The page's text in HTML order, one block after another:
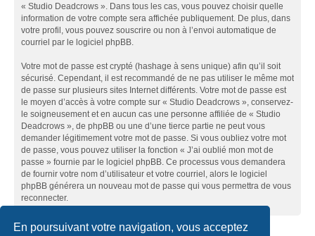
En poursuivant votre navigation, vous acceptez
« Studio Deadcrows ». Dans tous les cas, vous pouvez choisir quelle
information de votre compte sera affichée publiquement. De plus, dans
votre profil, vous pouvez souscrire ou non à l’envoi automatique de
courriel par le logiciel phpBB.
Votre mot de passe est crypté (hashage à sens unique) afin qu’il soit
sécurisé. Cependant, il est recommandé de ne pas utiliser le même mot
de passe sur plusieurs sites Internet différents. Votre mot de passe est
le moyen d’accès à votre compte sur « Studio Deadcrows », conservez-
le soigneusement et en aucun cas une personne affiliée de « Studio
Deadcrows », de phpBB ou une d’une tierce partie ne peut vous
demander légitimement votre mot de passe. Si vous oubliez votre mot
de passe, vous pouvez utiliser la fonction « J’ai oublié mon mot de
passe » fournie par le logiciel phpBB. Ce processus vous demandera
de fournir votre nom d’utilisateur et votre courriel, alors le logiciel
phpBB générera un nouveau mot de passe qui vous permettra de vous
reconnecter.